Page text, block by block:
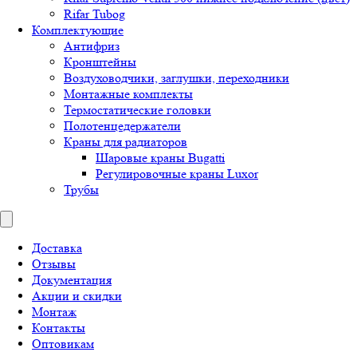
Rifar Tubog
Комплектующие
Антифриз
Кронштейны
Воздуховодчики, заглушки, переходники
Монтажные комплекты
Термостатические головки
Полотенцедержатели
Краны для радиаторов
Шаровые краны Bugatti
Регулировочные краны Luxor
Трубы
Доставка
Отзывы
Документация
Акции и скидки
Монтаж
Контакты
Оптовикам